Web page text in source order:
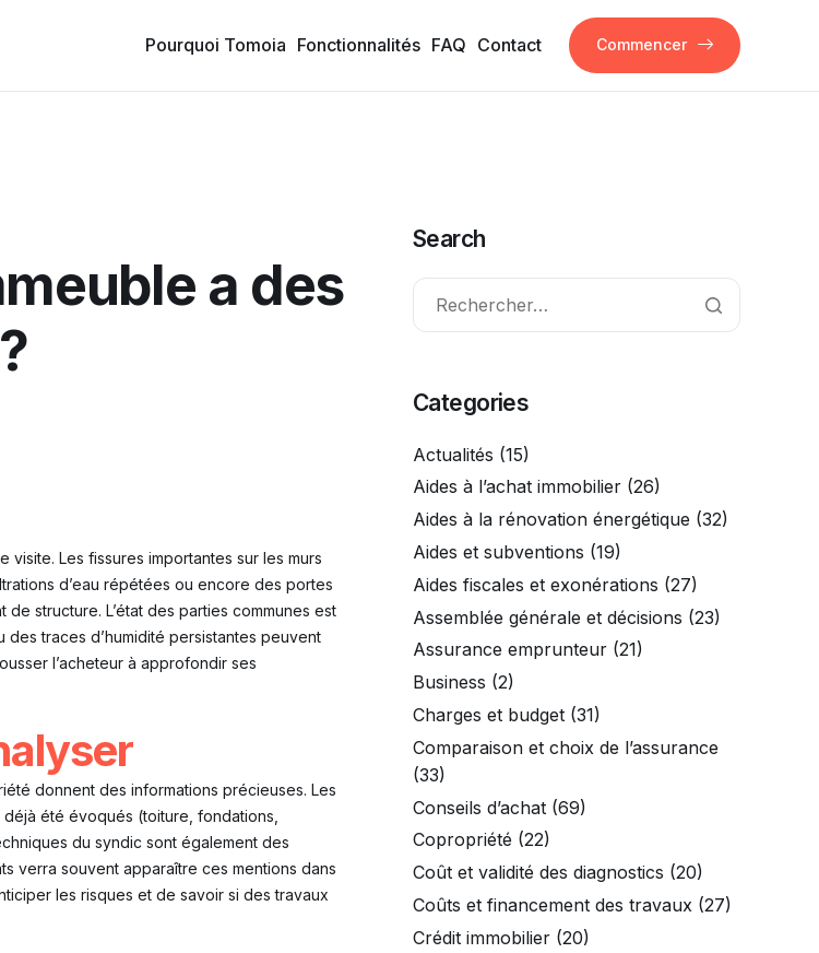
Pourquoi Tomoia Fonctionnalités FAQ Contact Commencer
a des
Les fissures importantes sur les murs
d’eau répétées ou encore des portes
structure. L’état des parties communes est
traces d’humidité persistantes peuvent
l’acheteur à approfondir ses
donnent des informations précieuses. Les
été évoqués (toiture, fondations,
du syndic sont également des
verra souvent apparaître ces mentions dans
les risques et de savoir si des travaux
Search
Categories
Actualités (15)
Aides à l’achat immobilier (26)
Aides à la rénovation énergétique (32)
Aides et subventions (19)
Aides fiscales et exonérations (27)
Assemblée générale et décisions (23)
Assurance emprunteur (21)
Business (2)
Charges et budget (31)
Comparaison et choix de l’assurance
(33)
Conseils d’achat (69)
Copropriété (22)
Coût et validité des diagnostics (20)
Coûts et financement des travaux (27)
Crédit immobilier (20)